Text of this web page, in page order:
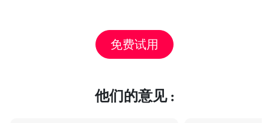
免费试用
他们的意见 :